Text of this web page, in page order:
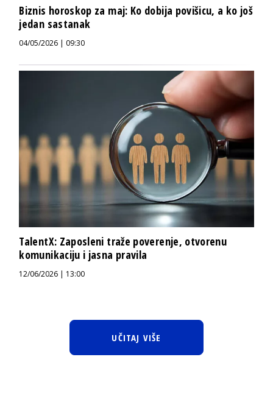
Biznis horoskop za maj: Ko dobija povišicu, a ko još
jedan sastanak
04/05/2026 | 09:30
TalentX: Zaposleni traže poverenje, otvorenu
komunikaciju i jasna pravila
12/06/2026 | 13:00
UČITAJ VIŠE